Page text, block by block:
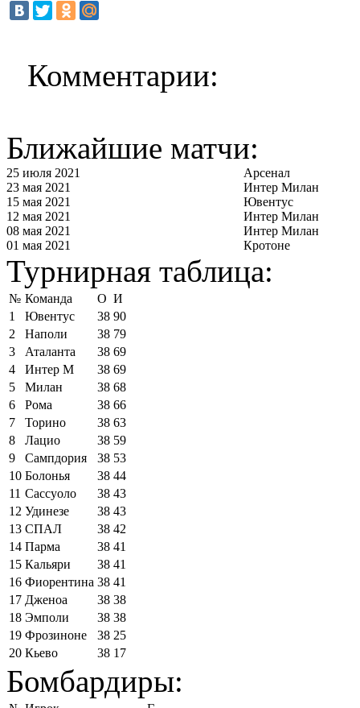
Комментарии:
Ближайшие матчи:
25 июля 2021
Арсенал
23 мая 2021
Интер Милан
15 мая 2021
Ювентус
12 мая 2021
Интер Милан
08 мая 2021
Интер Милан
01 мая 2021
Кротоне
Турнирная таблица:
№ Команда О И
1
Ювентус 38 90
2
Наполи 38 79
3
Аталанта 38 69
4
Интер М 38 69
5
Милан 38 68
6
Рома 38 66
7
Торино 38 63
8
Лацио 38 59
9
Сампдория 38 53
10 Болонья 38 44
11 Сассуоло 38 43
12 Удинезе 38 43
13 СПАЛ 38 42
14 Парма 38 41
15 Кальяри 38 41
16 Фиорентина 38 41
17 Дженоа 38 38
18 Эмполи 38 38
19 Фрозиноне 38 25
20 Кьево 38 17
Бомбардиры: